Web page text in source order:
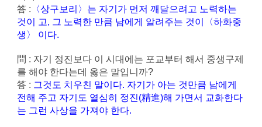
答 : 〈상구보리〉는 자기가 먼저 깨달으려고 노력하는
것이 고, 그 노력한 만큼 남에게 알려주는 것이〈하화중
생〉 이다.
問 : 자기 정진보다 이 시대에는 포교부터 해서 중생구제
를 해야 한다는데 옳은 말입니까?
答 : 그것도 치우친 말이다. 자기가 아는 것만큼 남에게
전해 주고 자기도 열심히 정진(精進)해 가면서 교화한다
는 그런 사상을 가져야 한다.